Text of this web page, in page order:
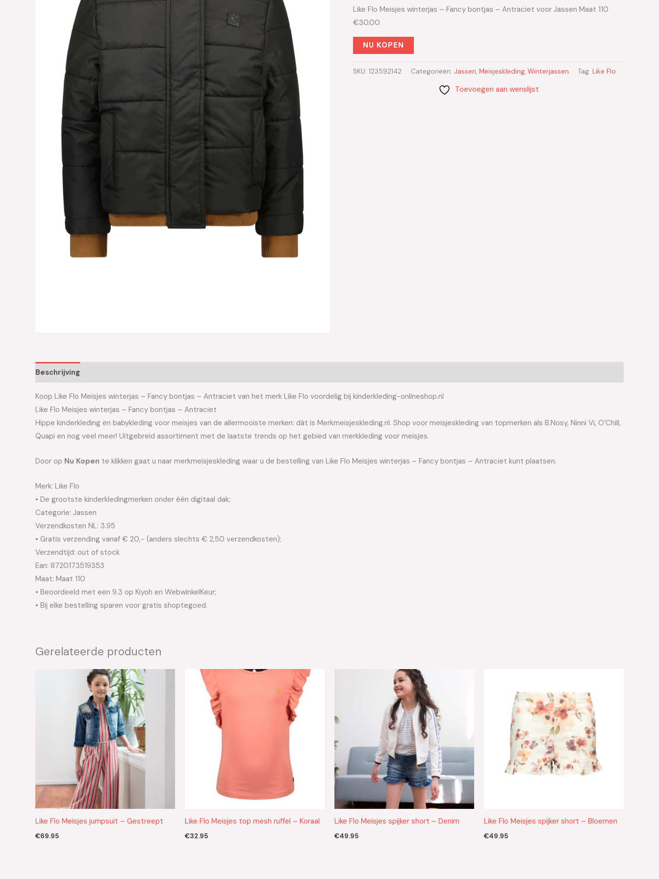
Like Flo Meisjes winterjas – Fancy bontjas – Antraciet voor Jassen Maat 110
€30.00
NU KOPEN
SKU: 123592142 Categorieën: Jassen, Meisjeskleding, Winterjassen Tag: Like Flo
Toevoegen aan wenslijst
Beschrijving
Koop Like Flo Meisjes winterjas – Fancy bontjas – Antraciet van het merk Like Flo voordelig bij kinderkleding-onlineshop.nl
Like Flo Meisjes winterjas – Fancy bontjas – Antraciet
Hippe kinderkleding en babykleding voor meisjes van de allermooiste merken: dát is Merkmeisjeskleding.nl. Shop voor meisjeskleding van topmerken als B.Nosy, Ninni Vi, O’Chill,
Quapi en nog veel meer! Uitgebreid assortiment met de laatste trends op het gebied van merkkleding voor meisjes.
Door op Nu Kopen te klikken gaat u naar merkmeisjeskleding waar u de bestelling van Like Flo Meisjes winterjas – Fancy bontjas – Antraciet kunt plaatsen.
Merk: Like Flo
• De grootste kinderkledingmerken onder één digitaal dak;
Categorie: Jassen
Verzendkosten NL: 3.95
• Gratis verzending vanaf € 20,- (anders slechts € 2,50 verzendkosten);
Verzendtijd: out of stock
Ean: 8720173519353
Maat: Maat 110
• Beoordeeld met een 9.3 op Kiyoh en WebwinkelKeur;
• Bij elke bestelling sparen voor gratis shoptegoed.
Gerelateerde producten
Like Flo Meisjes jumpsuit – Gestreept
€69.95
Like Flo Meisjes top mesh ruffel – Koraal
€32.95
Like Flo Meisjes spijker short – Denim
€49.95
Like Flo Meisjes spijker short – Bloemen
€49.95